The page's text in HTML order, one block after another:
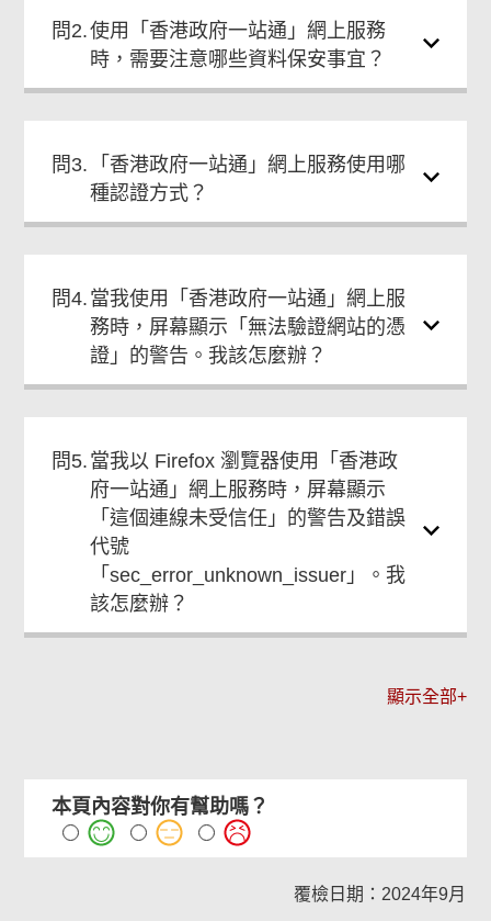
問2.使用「香港政府一站通」網上服務
時，需要注意哪些資料保安事宜？
問3.
「香港政府一站通」網上服務使用哪
種認證方式？
問4. 當我使用「香港政府一站通」網上服
務時，屏幕顯示「無法驗證網站的憑
證」的警告。我該怎麼辦？
問5. 當我以 Firefox 瀏覽器使用「香港政
府一站通」網上服務時，屏幕顯示
「這個連線未受信任」的警告及錯誤
代號
「sec_error_unknown_issuer」。我
該怎麼辦？
顯示全部+
本頁內容對你有幫助嗎？
覆檢日期：2024年9月